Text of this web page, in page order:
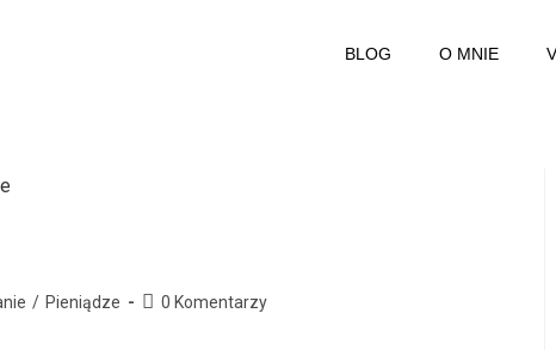
BLOG O MNIE
/ Pieniądze 0 Komentarzy